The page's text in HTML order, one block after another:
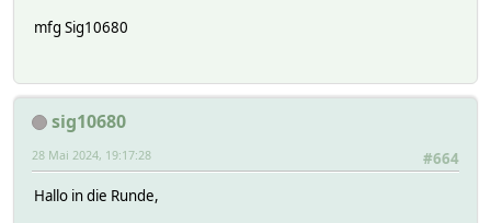
});
sub tahoma_handle_login_response($) {
my $name = $hash->{NAME};
if ($response->{httpCode} == 200) {
Log3 $name, 2, "$name: Login erfolgreich,
mfg Sig10680
sig10680
#664
28 Mai 2024, 19:17:28
Hallo in die Runde,